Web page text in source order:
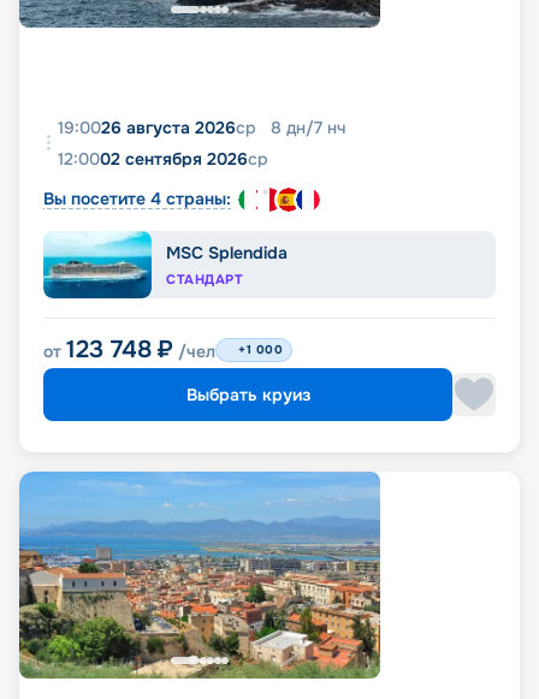
19:0026 августа 2026ср 8 дн/7 нч
12:0002 сентября 2026ср
Вы посетите 4 страны:
MSC Splendida
СТАНДАРТ
от 123 748 ₽ /чел +1 000
Выбрать круиз